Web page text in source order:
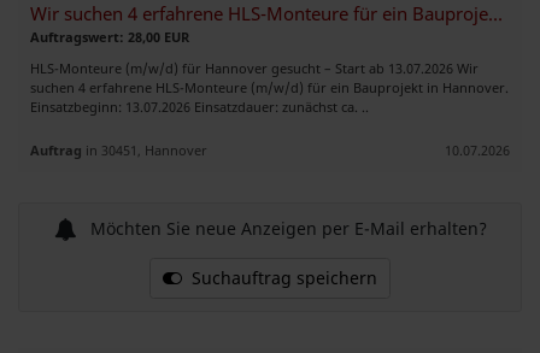
Wir suchen 4 erfahrene HLS-Monteure für ein Bauprojekt in Hann
Auftragswert: 28,00 EUR
HLS-Monteure (m/w/d) für Hannover gesucht – Start ab 13.07.2026 Wir
suchen 4 erfahrene HLS-Monteure (m/w/d) für ein Bauprojekt in Hannover.
Einsatzbeginn: 13.07.2026 Einsatzdauer: zunächst ca. ..
Auftrag in 30451, Hannover 10.07.2026
Möchten Sie neue Anzeigen per E-Mail erhalten?
Suchauftrag speichern